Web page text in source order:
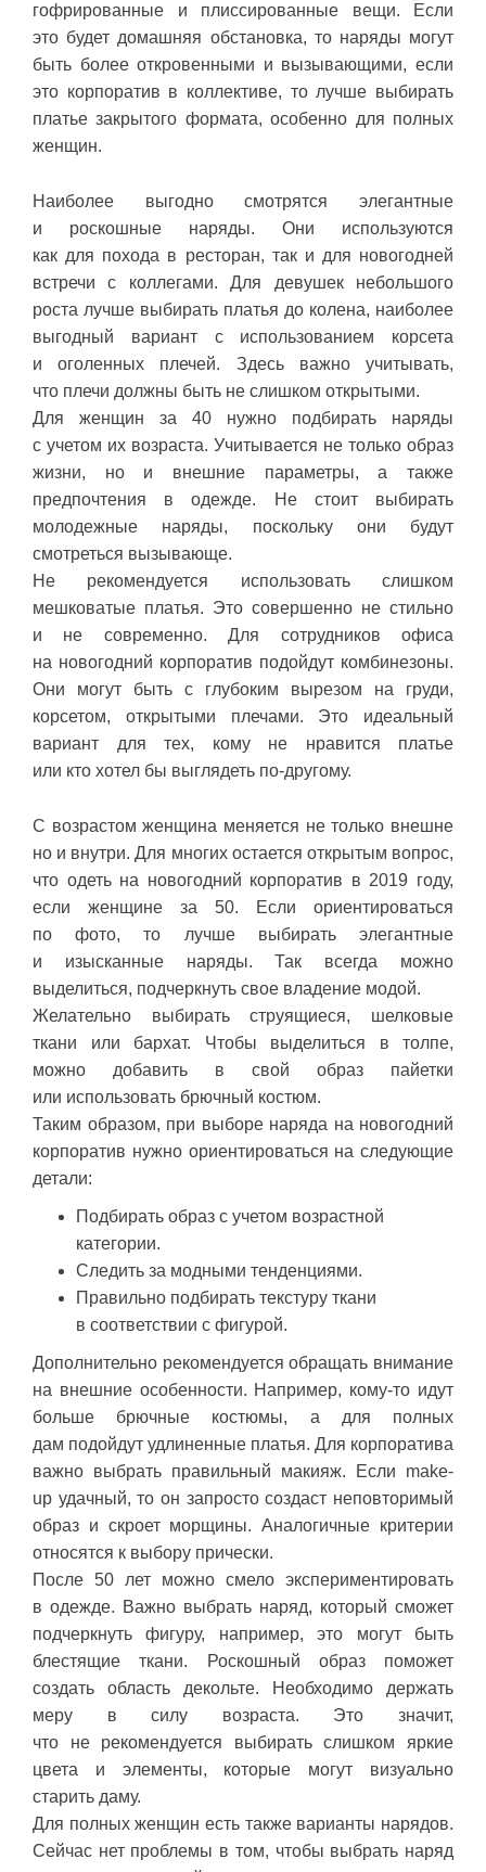
гофрированные и плиссированные вещи. Если
это будет домашняя обстановка, то наряды могут
быть более откровенными и вызывающими, если
это корпоратив в коллективе, то лучше выбирать
платье закрытого формата, особенно для полных
женщин.
Наиболее выгодно смотрятся элегантные
и роскошные наряды. Они используются
как для похода в ресторан, так и для новогодней
встречи с коллегами. Для девушек небольшого
роста лучше выбирать платья до колена, наиболее
выгодный вариант с использованием корсета
и оголенных плечей. Здесь важно учитывать,
что плечи должны быть не слишком открытыми.
Для женщин за 40 нужно подбирать наряды
с учетом их возраста. Учитывается не только образ
жизни, но и внешние параметры, а также
предпочтения в одежде. Не стоит выбирать
молодежные наряды, поскольку они будут
смотреться вызывающе.
Не рекомендуется использовать слишком
мешковатые платья. Это совершенно не стильно
и не современно. Для сотрудников офиса
на новогодний корпоратив подойдут комбинезоны.
Они могут быть с глубоким вырезом на груди,
корсетом, открытыми плечами. Это идеальный
вариант для тех, кому не нравится платье
или кто хотел бы выглядеть по-другому.
С возрастом женщина меняется не только внешне
но и внутри. Для многих остается открытым вопрос,
что одеть на новогодний корпоратив в 2019 году,
если женщине за 50. Если ориентироваться
по фото, то лучше выбирать элегантные
и изысканные наряды. Так всегда можно
выделиться, подчеркнуть свое владение модой.
Желательно выбирать струящиеся, шелковые
ткани или бархат. Чтобы выделиться в толпе,
можно добавить в свой образ пайетки
или использовать брючный костюм.
Таким образом, при выборе наряда на новогодний
корпоратив нужно ориентироваться на следующие
детали:
Подбирать образ с учетом возрастной
категории.
Следить за модными тенденциями.
Правильно подбирать текстуру ткани
в соответствии с фигурой.
Дополнительно рекомендуется обращать внимание
на внешние особенности. Например, кому-то идут
больше брючные костюмы, а для полных
дам подойдут удлиненные платья. Для корпоратива
важно выбрать правильный макияж. Если make-
up удачный, то он запросто создаст неповторимый
образ и скроет морщины. Аналогичные критерии
относятся к выбору прически.
После 50 лет можно смело экспериментировать
в одежде. Важно выбрать наряд, который сможет
подчеркнуть фигуру, например, это могут быть
блестящие ткани. Роскошный образ поможет
создать область декольте. Необходимо держать
меру в силу возраста. Это значит,
что не рекомендуется выбирать слишком яркие
цвета и элементы, которые могут визуально
старить даму.
Для полных женщин есть также варианты нарядов.
Сейчас нет проблемы в том, чтобы выбрать наряд